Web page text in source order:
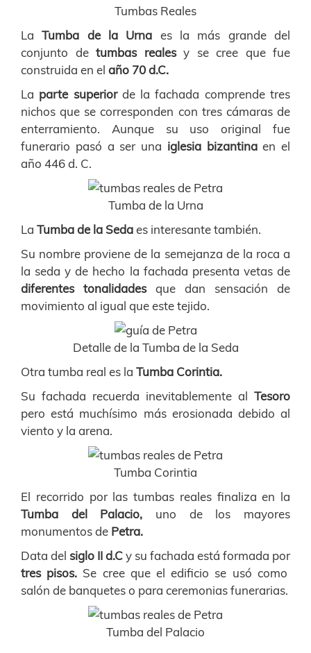
Tumbas Reales
LaTumba de la Urna es la más grande del
conjunto de tumbas realesy se cree que fue
construida en el año 70 d.C.
La parte superiorde la fachada comprende tres
nichos que se corresponden con tres cámaras de
enterramiento. Aunque su uso original fue
funerario pasó a ser una iglesia bizantinaen el
año 446 d. C.
Tumba de la Urna
La Tumba de la Sedaes interesante también.
Su nombre proviene de la semejanza de la roca a
la seda y de hecho la fachada presenta vetas de
diferentes tonalidadesque dan sensación de
movimiento al igual que este tejido.
Detalle de la Tumba de la Seda
Otra tumba real es la Tumba Corintia.
Su fachada recuerda inevitablemente al Tesoro
pero está muchísimo más erosionada debido al
viento y la arena.
Tumba Corintia
El recorrido por las tumbas reales finaliza en la
Tumba del Palacio, uno de los mayores
monumentos de Petra.
Data del siglo II d.Cy su fachada está formada por
tres pisos. Se cree que el edificio se usó como
salón de banquetes o para ceremonias funerarias.
Tumba del Palacio